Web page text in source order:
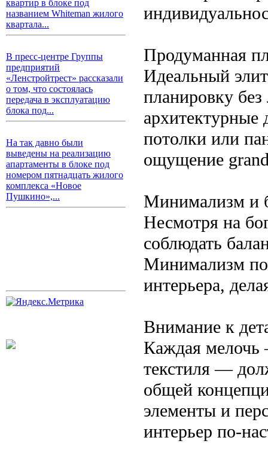
квартир в блоке под
названием Whiteman жилого
квартала...
В пресс-центре Группы
предприятий
«Ленстройтрест» рассказали
о том, что состоялась
передача в эксплуатацию
блока под...
На так давно были
выведены на реализацию
апартаменты в блоке под
номером пятнадцать жилого
комплекса «Новое
Пушкино»,...
Продуманная
Идеальный
планировку
архитектурные
потолки или
ощущение
Минимализм и
Несмотря на
соблюдать
Минимализм
интерьера,
Внимание к
Каждая мелочь
текстиля —
общей
элементы и
интерьер по-